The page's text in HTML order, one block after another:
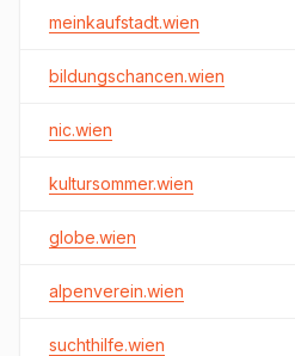
meinkaufstadt.wien
bildungschancen.wien
nic.wien
kultursommer.wien
globe.wien
alpenverein.wien
suchthilfe.wien